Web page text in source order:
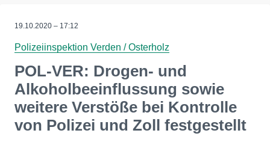
19.10.2020 – 17:12
Polizeiinspektion Verden / Osterholz
POL-VER: Drogen- und
Alkoholbeeinflussung sowie
weitere Verstöße bei Kontrolle
von Polizei und Zoll festgestellt